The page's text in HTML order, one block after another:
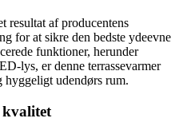
resultat af producentens
for at sikre den bedste ydeevne
funktioner, herunder
lys, er denne terrassevarmer
hyggeligt udendørs rum.